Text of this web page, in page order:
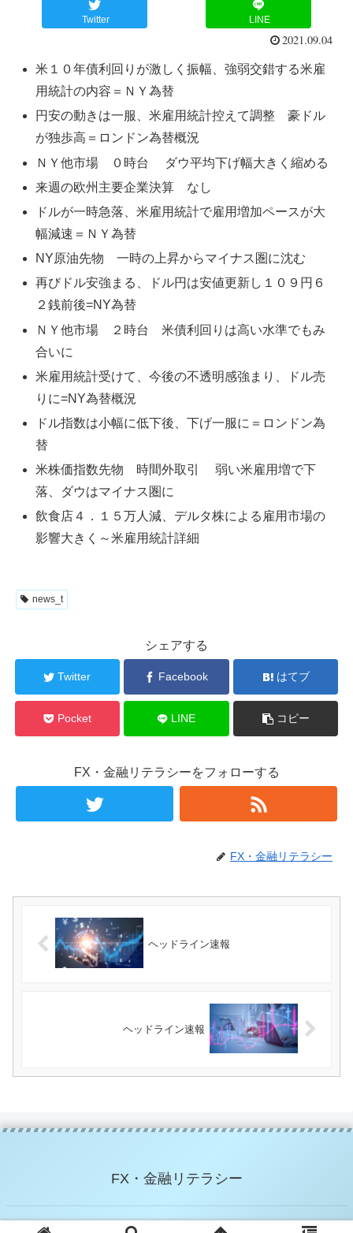
Twitter LINE
2021.09.04
米１０年債利回りが激しく振幅、強弱交錯する米雇
用統計の内容＝ＮＹ為替
円安の動きは一服、米雇用統計控えて調整 豪ドル
が独歩高＝ロンドン為替概況
ＮＹ他市場 ０時台 ダウ平均下げ幅大きく縮める
来週の欧州主要企業決算 なし
ドルが一時急落、米雇用統計で雇用増加ペースが大
幅減速＝ＮＹ為替
NY原油先物 一時の上昇からマイナス圏に沈む
再びドル安強まる、ドル円は安値更新し１０９円６
２銭前後=NY為替
ＮＹ他市場 ２時台 米債利回りは高い水準でもみ
合いに
米雇用統計受けて、今後の不透明感強まり、ドル売
りに=NY為替概況
ドル指数は小幅に低下後、下げ一服に＝ロンドン為
替
米株価指数先物 時間外取引 弱い米雇用増で下
落、ダウはマイナス圏に
飲食店４．１５万人減、デルタ株による雇用市場の
影響大きく～米雇用統計詳細
news_t
シェアする
Twitter Facebook はてブ
Pocket LINE コピー
FX・金融リテラシーをフォローする
FX・金融リテラシー
ヘッドライン速報
ヘッドライン速報
FX・金融リテラシー